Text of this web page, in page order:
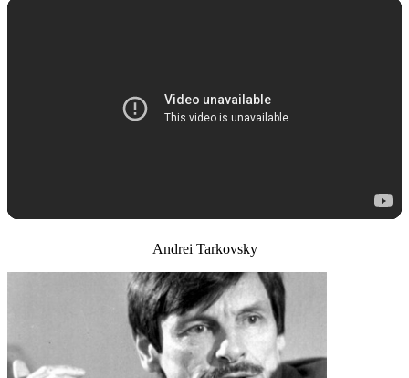
Andrei Tarkovsky